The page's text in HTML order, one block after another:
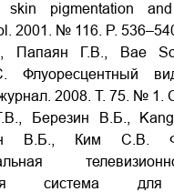
skin pigmentation
2001. № 116. P.
Папаян Г.В., Bae
2008. Т. 75. № 1.
Березин В.Б.,
В.Б., Ким С.В.
система для